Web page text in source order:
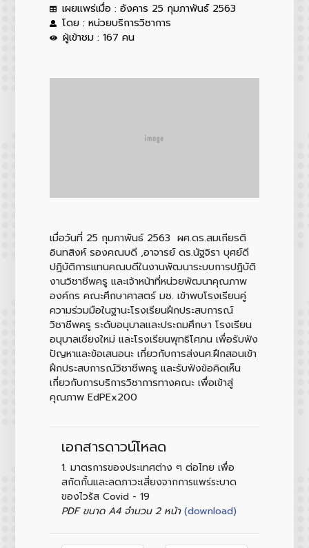
เผยแพร่เมื่อ : อังคาร 25 กุมภาพันธ์ 2563
โดย : หน่วยบริการวิชาการ
ผู้เข้าชม : 167 คน
เมื่อวันที่ 25 กุมภาพันธ์ 2563 ผศ.ดร.สมเกียรติ
อินทสิงห์ รองคณบดี ,อาจารย์ ดร.นัฐจิรา บุศย์ดี
ปฏิบัติการแทนคณบดีในงานพัฒนาระบบการปฏิบัติ
งานวิชาชีพครู และเจ้าหน้าที่หน่วยพัฒนาคุณภาพ
องค์กร คณะศึกษาศาสตร์ มช. เข้าพบโรงเรียนคู่
ความร่วมมือในฐานะโรงเรียนฝึกประสบการณ์
วิชาชีพครู ระดับอนุบาลและประถมศึกษา โรงเรียน
อนุบาลเชียงใหม่ และโรงเรียนพุทธิโศภน เพื่อรับฟัง
ปัญหาและข้อเสนอนะ เกี่ยวกับการส่งนศ.ฝึกสอนเข้า
ฝึกประสบการณ์วิชาชีพครู และรับฟังข้อคิดเห็น
เกี่ยวกับการบริการวิชาการทางคณะ เพื่อเข้าสู่
คุณภาพ EdPEx200
เอกสารดาวน์โหลด
1. มาตรการของประเทศต่าง ๆ ต่อไทย เพื่อ
สกัดกั้นและลดภาวะเสี่ยงจากการแพร่ระบาด
ของไวรัส Covid - 19
PDF ขนาด A4 จำนวน 2 หน้า (download)